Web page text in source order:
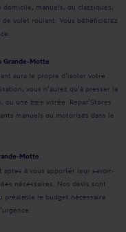
manuels, ou classiques,
volet roulant. Vous bénéficierez
Grande-Motte
aura le propre d’isoler votre
vous n’aurez qu’à presser la
une baie vitrée. Repar’Stores
manuels ou motorisés dans le
Motte
à vous apporter leur savoir-
nécessaires. Nos devis sont
préalable le budget nécessaire